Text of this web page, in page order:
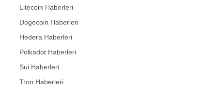
Litecoin Haberleri
Dogecoin Haberleri
Hedera Haberleri
Polkadot Haberleri
Sui Haberleri
Tron Haberleri